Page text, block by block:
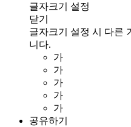
글자크기 설정
닫기
글자크기 설정 시 다른
니다.
가
가
가
가
가
공유하기